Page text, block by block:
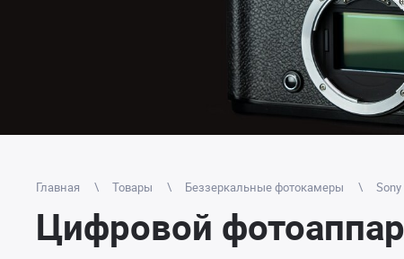
Главная Товары Беззеркальные фотокамеры Sony
Цифровой